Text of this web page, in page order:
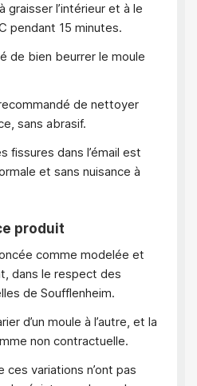
graisser l’intérieur et à le
pendant 15 minutes.
de bien beurrer le moule
de nettoyer
sans abrasif.
fissures dans l’émail est
et sans nuisance à
produit
comme modelée et
dans le respect des
de Soufflenheim.
d’un moule à l’autre, et la
non contractuelle.
ces variations n’ont pas